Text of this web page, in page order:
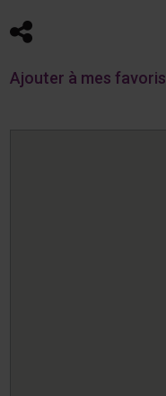
Partager
Ajouter à mes favoris